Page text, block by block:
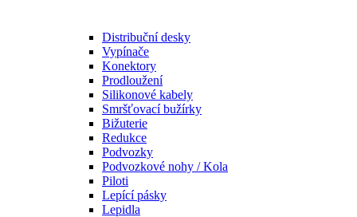
Distribuční desky
Vypínače
Konektory
Prodloužení
Silikonové kabely
Smršťovací bužírky
Bižuterie
Redukce
Podvozky
Podvozkové nohy / Kola
Piloti
Lepící pásky
Lepidla